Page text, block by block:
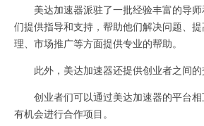
美达加速器派驻了一批经验丰富的导师
们提供指导和支持，帮助他们解决问题、
理、市场推广等方面提供专业的帮助。
此外，美达加速器还提供创业者之间的
创业者们可以通过美达加速器的平台相
有机会进行合作项目。